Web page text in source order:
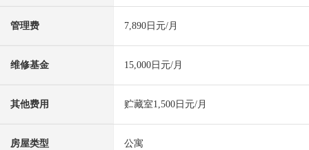
管理费 7,890日元/月
维修基金 15,000日元/月
其他费用 贮藏室1,500日元/月
房屋类型 公寓